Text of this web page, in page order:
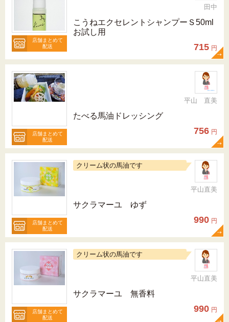
店舗まとめて
配送
田中
こうねエクセレントシャンプーＳ50ml
お試し用
715 円
店舗まとめて
配送
平山 直美
たべる馬油ドレッシング
756 円
店舗まとめて
配送
クリーム状の馬油です
平山直美
サクラマーユ ゆず
990 円
店舗まとめて
配送
クリーム状の馬油です
平山直美
サクラマーユ 無香料
990 円